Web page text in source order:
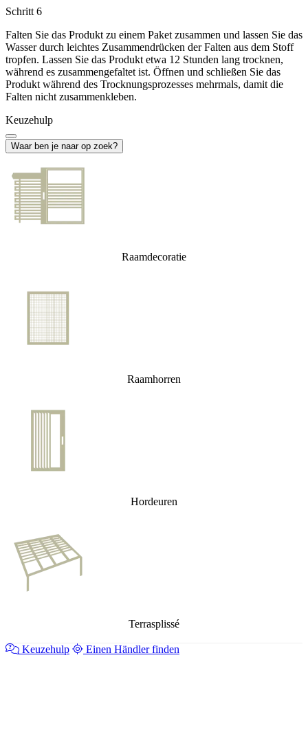
Schritt 6
Falten Sie das Produkt zu einem Paket zusammen und lassen Sie das
Wasser durch leichtes Zusammendrücken der Falten aus dem Stoff
tropfen. Lassen Sie das Produkt etwa 12 Stunden lang trocknen,
während es zusammengefaltet ist. Öffnen und schließen Sie das
Produkt während des Trocknungsprozesses mehrmals, damit die
Falten nicht zusammenkleben.
Keuzehulp
Waar ben je naar op zoek?
Raamdecoratie
Raamhorren
Hordeuren
Terrasplissé
Keuzehulp Einen Händler finden